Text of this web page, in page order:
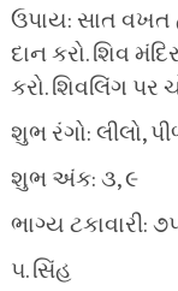
ઉપાય: સાત વખત
દાન કરો. શિવ
કરો. શિવલિંગ
શુભ રંગો: લીલો,
શુભ અંક: ૩, ૯
ભાગ્ય ટકાવારી:
૫. સિંહ